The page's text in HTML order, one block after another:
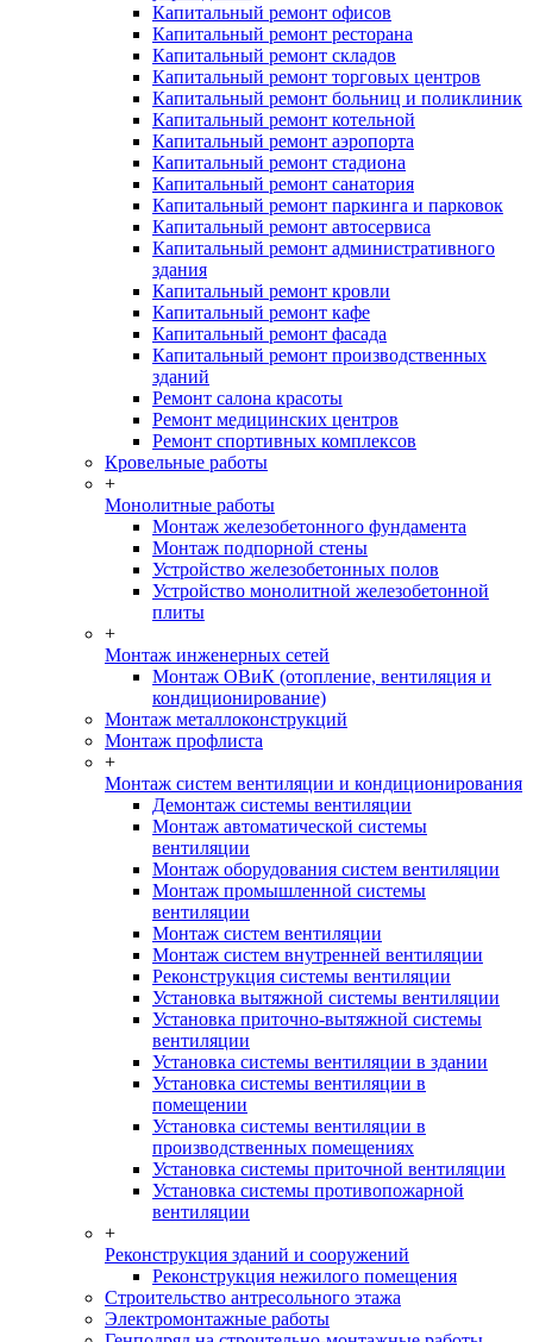
Капитальный ремонт офисов
Капитальный ремонт ресторана
Капитальный ремонт складов
Капитальный ремонт торговых центров
Капитальный ремонт больниц и поликлиник
Капитальный ремонт котельной
Капитальный ремонт аэропорта
Капитальный ремонт стадиона
Капитальный ремонт санатория
Капитальный ремонт паркинга и парковок
Капитальный ремонт автосервиса
Капитальный ремонт административного
здания
Капитальный ремонт кровли
Капитальный ремонт кафе
Капитальный ремонт фасада
Капитальный ремонт производственных
зданий
Ремонт салона красоты
Ремонт медицинских центров
Ремонт спортивных комплексов
Кровельные работы
+
Монолитные работы
Монтаж железобетонного фундамента
Монтаж подпорной стены
Устройство железобетонных полов
Устройство монолитной железобетонной
плиты
+
Монтаж инженерных сетей
Монтаж ОВиК (отопление, вентиляция и
кондиционирование)
Монтаж металлоконструкций
Монтаж профлиста
+
Монтаж систем вентиляции и кондиционирования
Демонтаж системы вентиляции
Монтаж автоматической системы
вентиляции
Монтаж оборудования систем вентиляции
Монтаж промышленной системы
вентиляции
Монтаж систем вентиляции
Монтаж систем внутренней вентиляции
Реконструкция системы вентиляции
Установка вытяжной системы вентиляции
Установка приточно-вытяжной системы
вентиляции
Установка системы вентиляции в здании
Установка системы вентиляции в
помещении
Установка системы вентиляции в
производственных помещениях
Установка системы приточной вентиляции
Установка системы противопожарной
вентиляции
+
Реконструкция зданий и сооружений
Реконструкция нежилого помещения
Строительство антресольного этажа
Электромонтажные работы